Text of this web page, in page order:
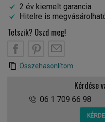
2 év kiemelt garancia
Hitelre is
Tetszik? Oszd meg!
Összehasonlítom
Kérdése
06 1 709 66 98